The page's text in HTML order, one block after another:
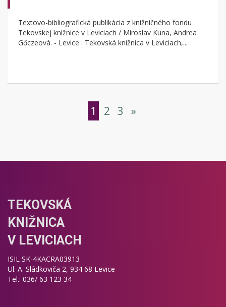
Textovo-bibliografická publikácia z knižničného fondu
Tekovskej knižnice v Leviciach / Miroslav Kuna, Andrea
Gőczeová. - Levice : Tekovská knižnica v Leviciach,...
1 2 3 »
TEKOVSKÁ
KNIŽNICA
V LEVICIACH
ISIL SK-4KACRA03913
Ul. A. Sládkoviča 2, 934 68 Levice
Tel.: 036/ 63 123 34